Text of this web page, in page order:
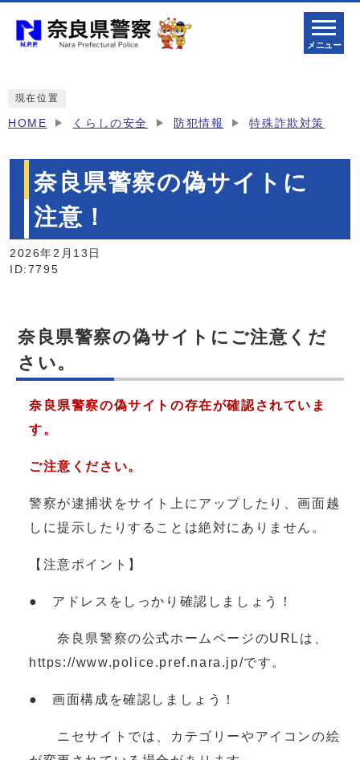
メニュー
現在位置
HOME くらしの安全 防犯情報 特殊詐欺対策
奈良県警察の偽サイトに
注意！
2026年2月13日
ID:7795
奈良県警察の偽サイトにご注意くだ
さい。
奈良県警察の偽サイトの存在が確認されていま
す。
ご注意ください。
警察が逮捕状をサイト上にアップしたり、画面越
しに提示したりすることは絶対にありません。
【注意ポイント】
● アドレスをしっかり確認しましょう！
奈良県警察の公式ホームページのURLは、
https://www.police.pref.nara.jp/です。
● 画面構成を確認しましょう！
ニセサイトでは、カテゴリーやアイコンの絵